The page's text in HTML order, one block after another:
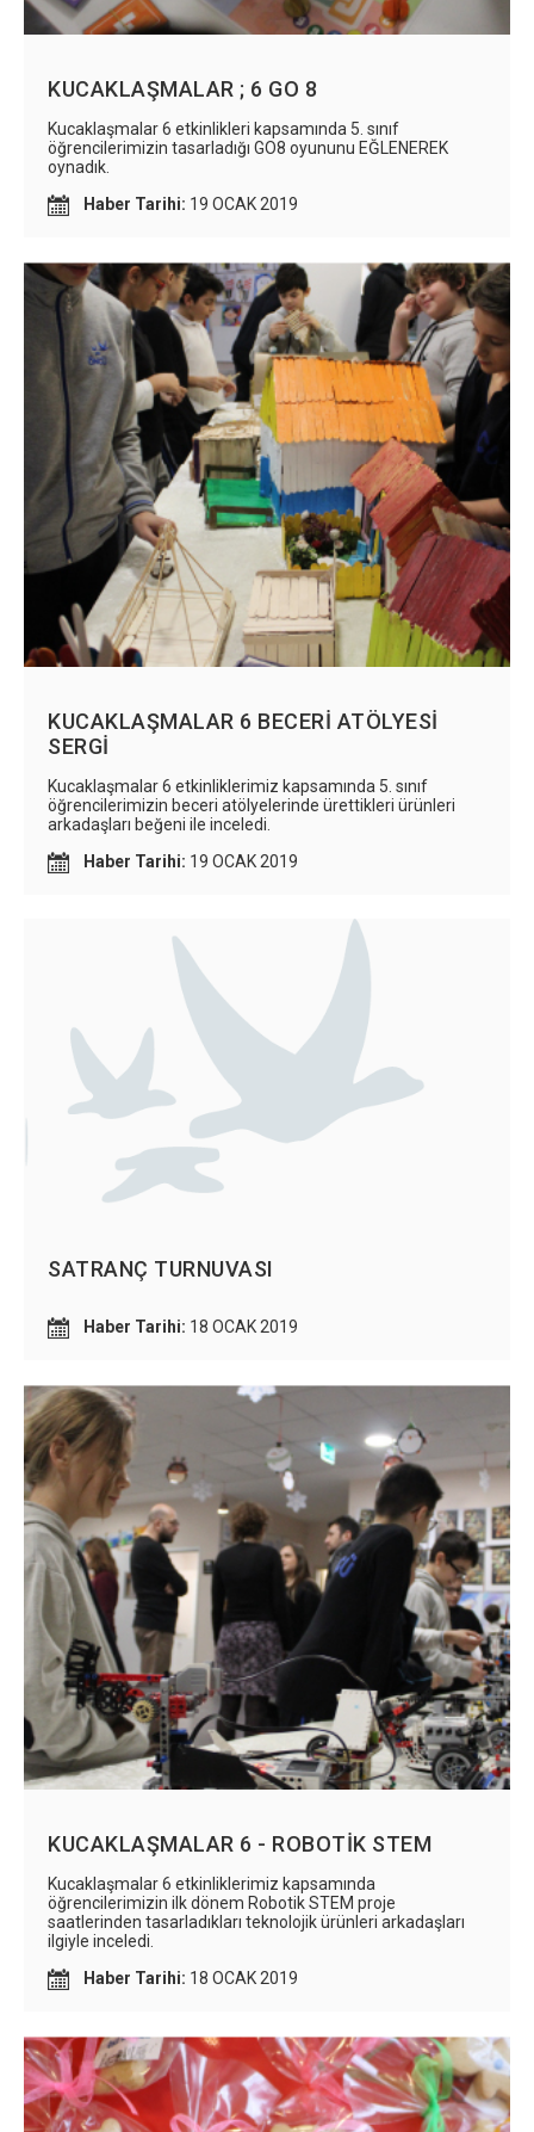
KUCAKLAŞMALAR ; 6 GO 8
Kucaklaşmalar 6 etkinlikleri kapsamında 5. sınıf
öğrencilerimizin tasarladığı GO8 oyununu EĞLENEREK
oynadık.
Haber Tarihi: 19 OCAK 2019
KUCAKLAŞMALAR 6 BECERİ ATÖLYESİ
SERGİ
Kucaklaşmalar 6 etkinliklerimiz kapsamında 5. sınıf
öğrencilerimizin beceri atölyelerinde ürettikleri ürünleri
arkadaşları beğeni ile inceledi.
Haber Tarihi: 19 OCAK 2019
SATRANÇ TURNUVASI
Haber Tarihi: 18 OCAK 2019
KUCAKLAŞMALAR 6 - ROBOTİK STEM
Kucaklaşmalar 6 etkinliklerimiz kapsamında
öğrencilerimizin ilk dönem Robotik STEM proje
saatlerinden tasarladıkları teknolojik ürünleri arkadaşları
ilgiyle inceledi.
Haber Tarihi: 18 OCAK 2019